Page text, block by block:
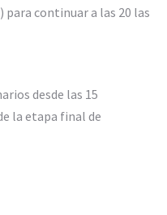
para continuar a las 20 las
desde las 15
la etapa final de